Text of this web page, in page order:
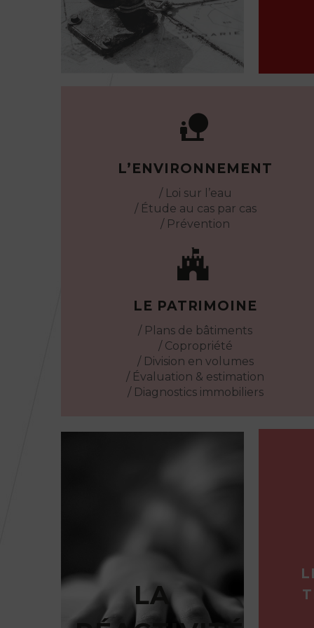
leitmotiv.
Nous ferons grandir votre
projet ENSEMBLE.


L’ENVIRONNEMENT
/ Loi sur l’eau
/ Étude au cas par cas
/ Prévention


LE PATRIMOINE
/ Plans de bâtiments
/ Copropriété
/ Division en volumes
/ Évaluation & estimation
/ Diagnostics immobiliers
LA
LA
RÉACTIVITÉ
Nous avons conscience
que les délais sont
importants. Nous